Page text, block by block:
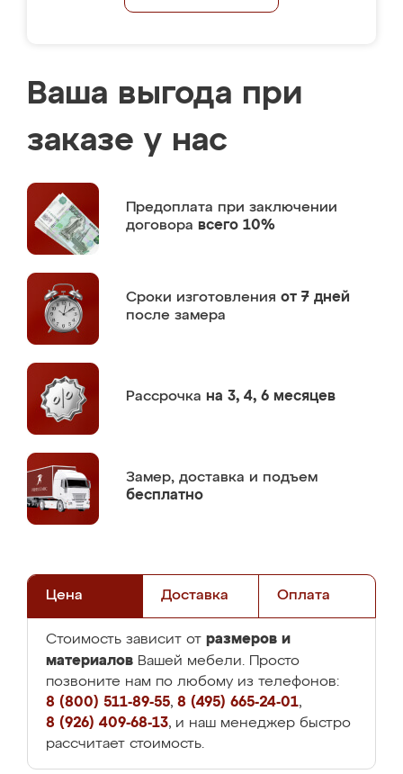
Ваша выгода при
заказе у нас
Предоплата при заключении
договора всего 10%
Сроки изготовления от 7 дней
после замера
Рассрочка на 3, 4, 6 месяцев
Замер, доставка и подъем
бесплатно
Цена Доставка Оплата
Стоимость зависит от размеров и
материалов Вашей мебели. Просто
позвоните нам по любому из телефонов:
8 (800) 511-89-55, 8 (495) 665-24-01,
8 (926) 409-68-13, и наш менеджер быстро
рассчитает стоимость.